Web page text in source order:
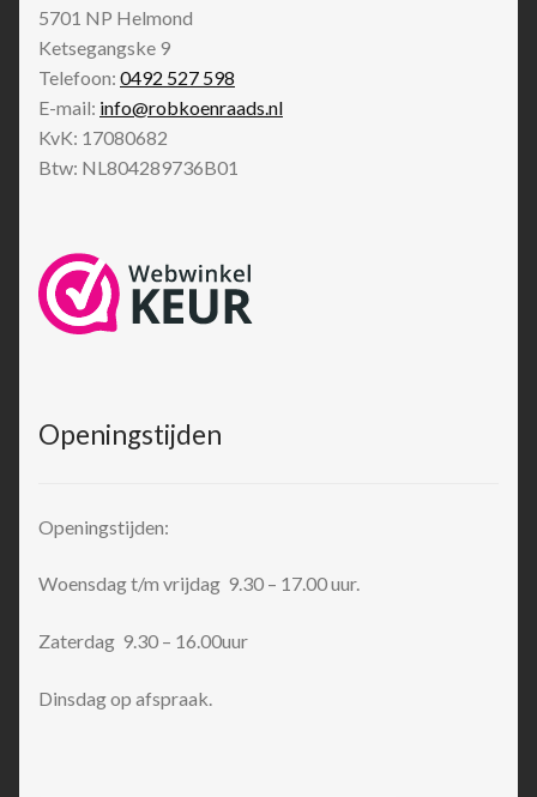
5701 NP Helmond
Ketsegangske 9
Telefoon: 0492 527 598
E-mail: info@robkoenraads.nl
KvK: 17080682
Btw: NL804289736B01
Openingstijden
Openingstijden:
Woensdag t/m vrijdag 9.30 – 17.00 uur.
Zaterdag 9.30 – 16.00uur
Dinsdag op afspraak.